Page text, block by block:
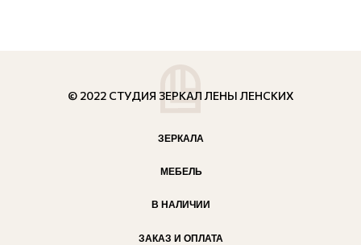
© 2022 СТУДИЯ ЗЕРКАЛ ЛЕНЫ ЛЕНСКИХ
ЗЕРКАЛА
В НАЛИЧИИ
МЕБЕЛЬ
ЗАКАЗ И ОПЛАТА